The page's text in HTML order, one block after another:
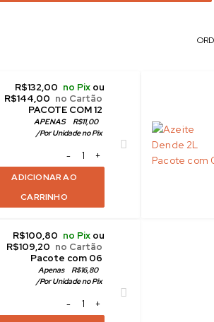
R$132,00 no Pix ou
R$144,00 no Cartão
PACOTE COM 12
APENAS R$11,00
/Por Unidade no Pix
ADICIONAR AO
CARRINHO
R$100,80 no Pix ou
R$109,20 no Cartão
Pacote com 06
Apenas R$16,80
/Por Unidade no Pix